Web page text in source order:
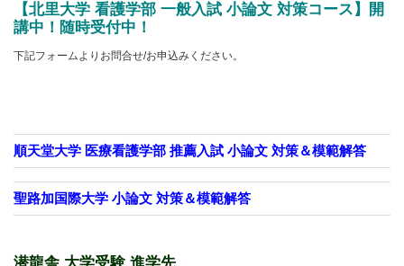
【北里大学 看護学部 一般入試 小論文 対策コース】開
講中！随時受付中！
下記フォームよりお問合せ/お申込みください。
順天堂大学 医療看護学部 推薦入試 小論文 対策＆模範解答
聖路加国際大学 小論文 対策＆模範解答